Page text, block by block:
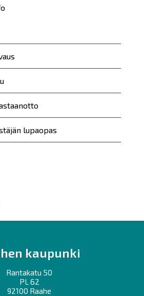
lupaopas
kaupunki
Rantakatu 50
PL 62
92100 Raahe